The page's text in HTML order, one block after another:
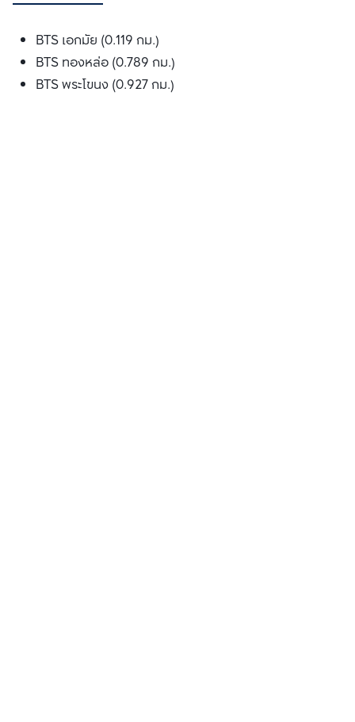
BTS เอกมัย (0.119 กม.)
BTS ทองหล่อ (0.789 กม.)
BTS พระโขนง (0.927 กม.)